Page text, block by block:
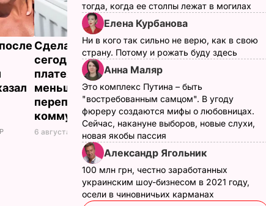
Сделайте это
сегодня – и
платежки станут
меньше. Как не
переплачивать за
коммуналку
6 августа, 17.17 БУЛЬВАР
Почему Чарльз III на
самом деле
проигнорировал 45-
летие жены принца
Гарри и не поздравил
невестку
БУЛЬВАР
тогда, когда ее столпы лежат в могилах
Елена Курбанова
Ни в кого так сильно не верю, как в свою
страну. Потому и рожать буду здесь
Анна Маляр
Это комплекс Путина – быть
"востребованным самцом". В угоду
фюреру создаются мифы о любовницах.
Сейчас, накануне выборов, новые слухи,
новая якобы пассия
Александр Ягольник
100 млн грн, честно заработанных
украинским шоу-бизнесом в 2021 году,
осели в чиновничьих карманах